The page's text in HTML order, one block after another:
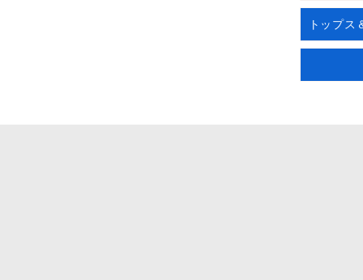
トップ